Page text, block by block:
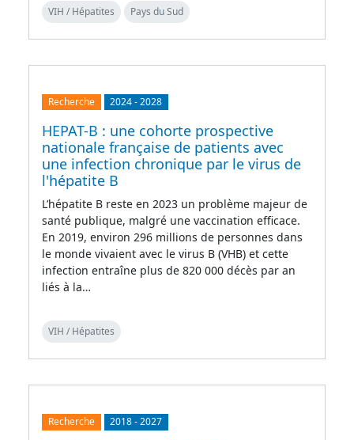
VIH / Hépatites Pays du Sud
Recherche 2024-2028
HEPAT-B : une cohorte prospective
nationale française de patients avec
une infection chronique par le virus de
l'hépatite B
L’hépatite B reste en 2023 un problème majeur de
santé publique, malgré une vaccination efficace.
En 2019, environ 296 millions de personnes dans
le monde vivaient avec le virus B (VHB) et cette
infection entraîne plus de 820 000 décès par an
liés à la…
VIH / Hépatites
Recherche 2018-2027